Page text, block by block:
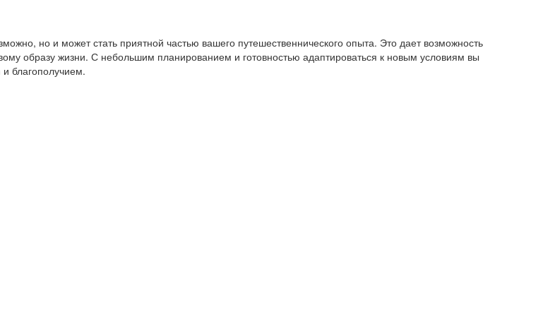
но и может стать приятной частью вашего путешественнического опыта. Это дает возможность
образу жизни. С небольшим планированием и готовностью адаптироваться к новым условиям вы
благополучием.